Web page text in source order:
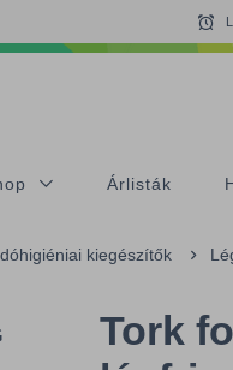
Árlisták
kiegészítők
Tork